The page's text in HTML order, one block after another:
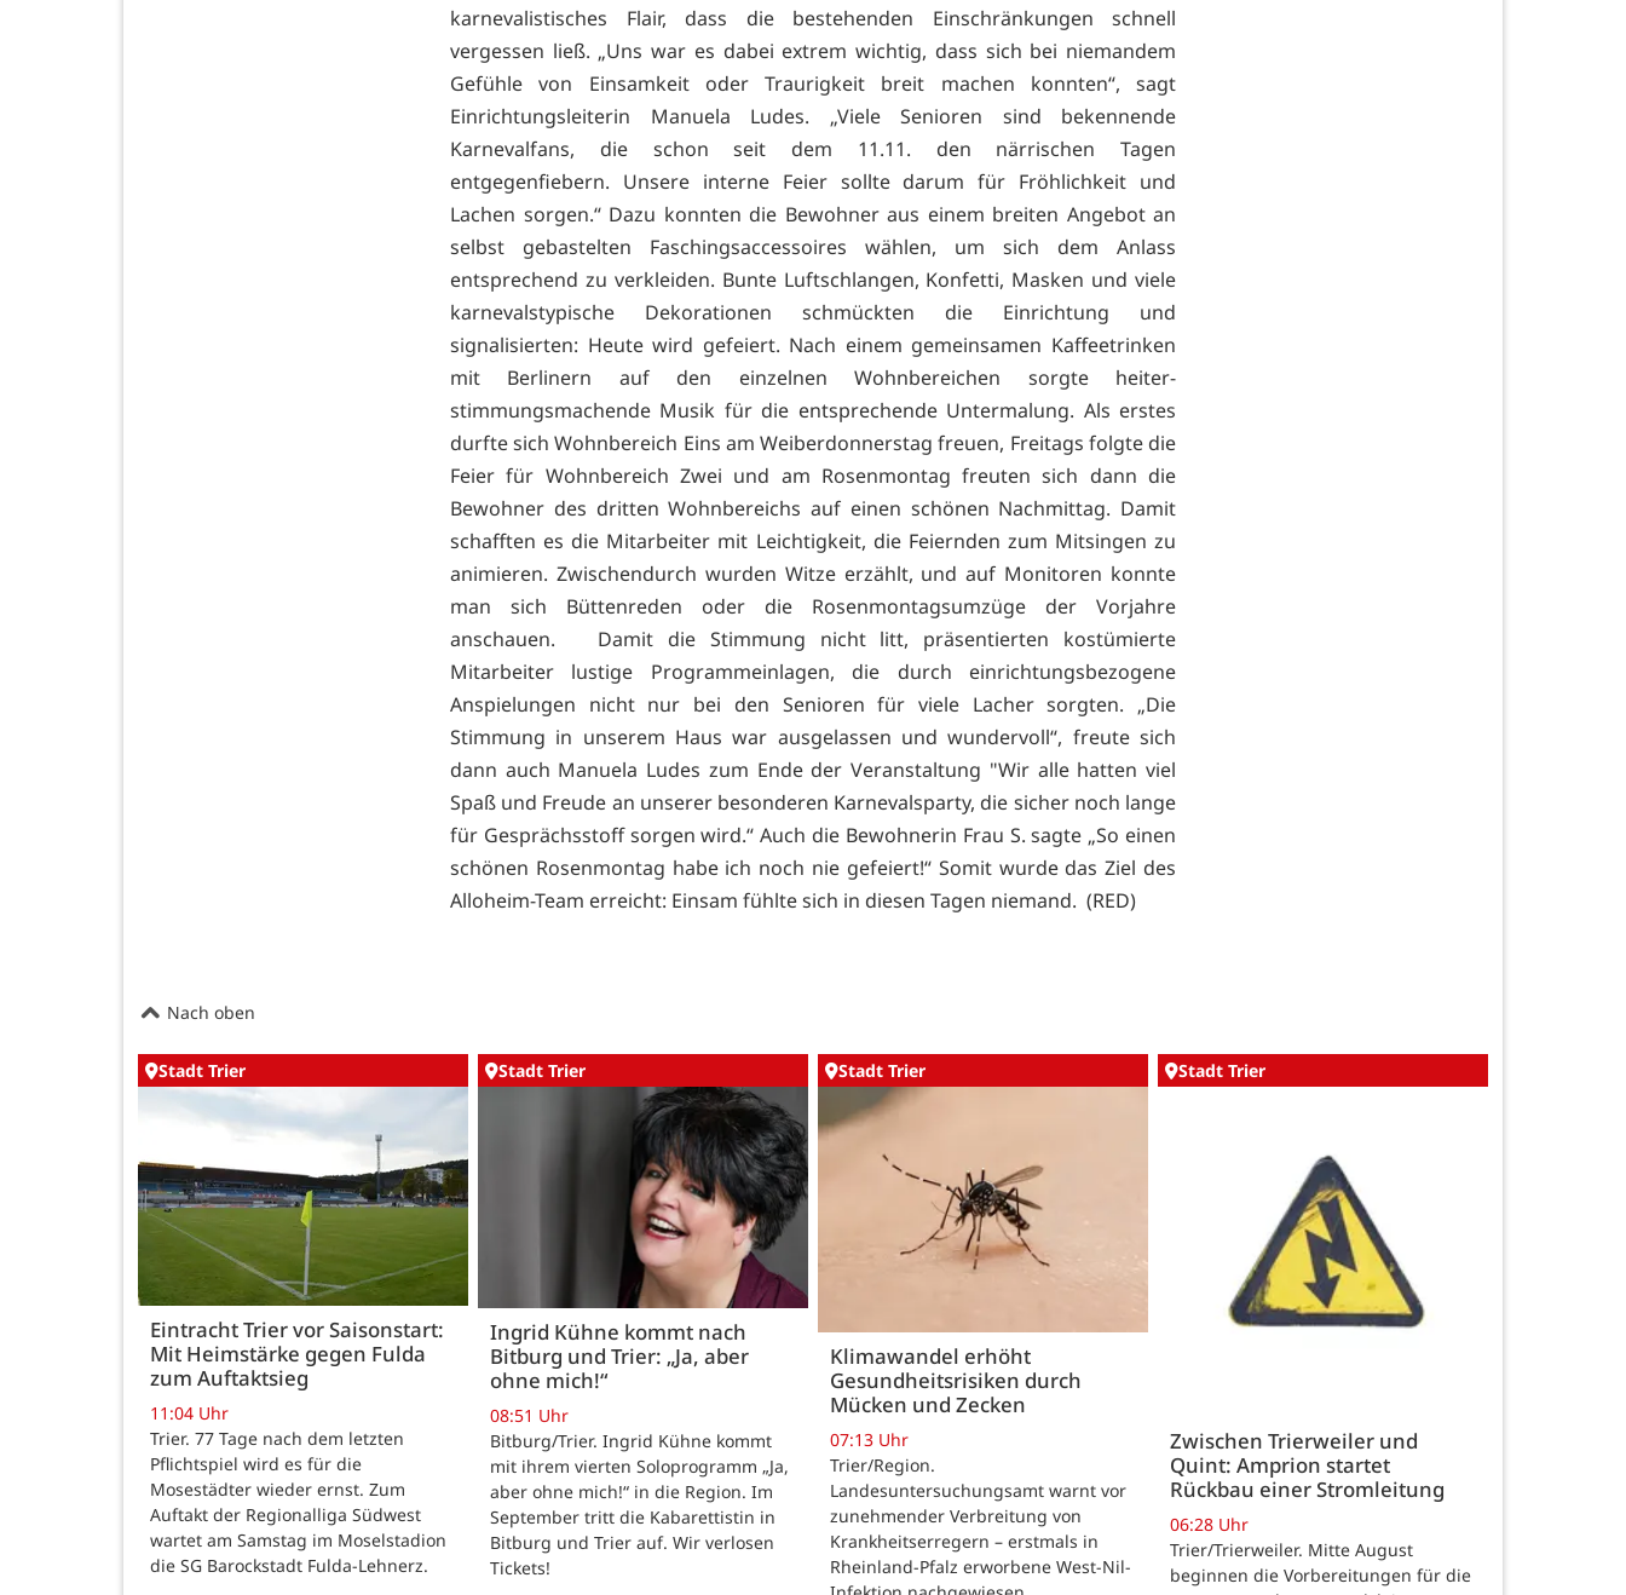
karnevalistisches Flair, dass die bestehenden Einschränkungen schnell
vergessen ließ. „Uns war es dabei extrem wichtig, dass sich bei niemandem
Gefühle von Einsamkeit oder Traurigkeit breit machen konnten“, sagt
Einrichtungsleiterin Manuela Ludes. „Viele Senioren sind bekennende
Karnevalfans, die schon seit dem 11.11. den närrischen Tagen
entgegenfiebern. Unsere interne Feier sollte darum für Fröhlichkeit und
Lachen sorgen.“ Dazu konnten die Bewohner aus einem breiten Angebot an
selbst gebastelten Faschingsaccessoires wählen, um sich dem Anlass
entsprechend zu verkleiden. Bunte Luftschlangen, Konfetti, Masken und viele
karnevalstypische Dekorationen schmückten die Einrichtung und
signalisierten: Heute wird gefeiert. Nach einem gemeinsamen Kaffeetrinken
mit Berlinern auf den einzelnen Wohnbereichen sorgte heiter-
stimmungsmachende Musik für die entsprechende Untermalung. Als erstes
durfte sich Wohnbereich Eins am Weiberdonnerstag freuen, Freitags folgte die
Feier für Wohnbereich Zwei und am Rosenmontag freuten sich dann die
Bewohner des dritten Wohnbereichs auf einen schönen Nachmittag. Damit
schafften es die Mitarbeiter mit Leichtigkeit, die Feiernden zum Mitsingen zu
animieren. Zwischendurch wurden Witze erzählt, und auf Monitoren konnte
man sich Büttenreden oder die Rosenmontagsumzüge der Vorjahre
anschauen. Damit die Stimmung nicht litt, präsentierten kostümierte
Mitarbeiter lustige Programmeinlagen, die durch einrichtungsbezogene
Anspielungen nicht nur bei den Senioren für viele Lacher sorgten. „Die
Stimmung in unserem Haus war ausgelassen und wundervoll“, freute sich
dann auch Manuela Ludes zum Ende der Veranstaltung "Wir alle hatten viel
Spaß und Freude an unserer besonderen Karnevalsparty, die sicher noch lange
für Gesprächsstoff sorgen wird.“ Auch die Bewohnerin Frau S. sagte „So einen
schönen Rosenmontag habe ich noch nie gefeiert!“ Somit wurde das Ziel des
Alloheim-Team erreicht: Einsam fühlte sich in diesen Tagen niemand. (RED)
Nach oben
Stadt Trier
Eintracht Trier vor Saisonstart:
Mit Heimstärke gegen Fulda
zum Auftaktsieg
11:04 Uhr
Trier. 77 Tage nach dem letzten
Pflichtspiel wird es für die
Mosestädter wieder ernst. Zum
Auftakt der Regionalliga Südwest
wartet am Samstag im Moselstadion
die SG Barockstadt Fulda-Lehnerz.
Stadt Trier
Ingrid Kühne kommt nach
Bitburg und Trier: „Ja, aber
ohne mich!“
08:51 Uhr
Bitburg/Trier. Ingrid Kühne kommt
mit ihrem vierten Soloprogramm „Ja,
aber ohne mich!“ in die Region. Im
September tritt die Kabarettistin in
Bitburg und Trier auf. Wir verlosen
Tickets!
Stadt Trier
Klimawandel erhöht
Gesundheitsrisiken durch
Mücken und Zecken
07:13 Uhr
Trier/Region.
Landesuntersuchungsamt warnt vor
zunehmender Verbreitung von
Krankheitserregern – erstmals in
Rheinland-Pfalz erworbene West-Nil-
Stadt Trier
Zwischen Trierweiler und
Quint: Amprion startet
Rückbau einer Stromleitung
06:28 Uhr
Trier/Trierweiler. Mitte August
beginnen die Vorbereitungen für die